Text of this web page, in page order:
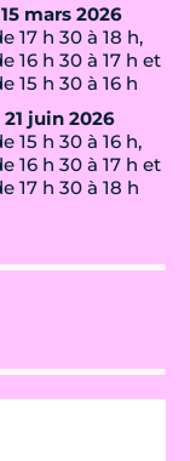
mars 2026
17 h 30 à 18 h,
16 h 30 à 17 h et
15 h 30 à 16 h
juin 2026
15 h 30 à 16 h,
16 h 30 à 17 h et
17 h 30 à 18 h